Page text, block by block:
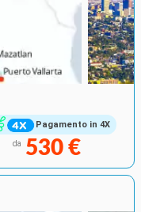
Pagamento in 4X
da 530 €